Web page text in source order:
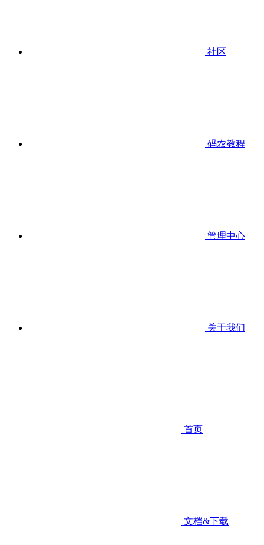
社区
码农教程
管理中心
关于我们
首页
文档&下载